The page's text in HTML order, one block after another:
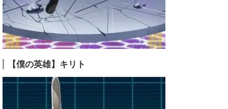
【僕の英雄】キリト